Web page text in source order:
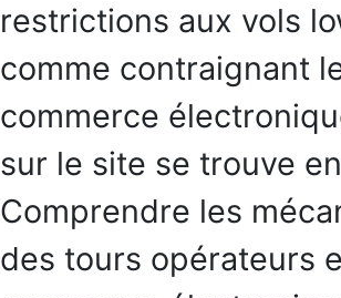
restrictions aux vols
comme contraignant
commerce
sur le site se trouve
Comprendre les
des tours opérateurs